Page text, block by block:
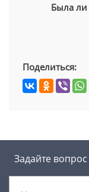
Была ли
Поделиться:
Задайте